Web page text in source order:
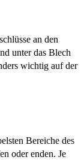
an den
unter das Blech
wichtig auf der
Bereiche des
oder enden. Je